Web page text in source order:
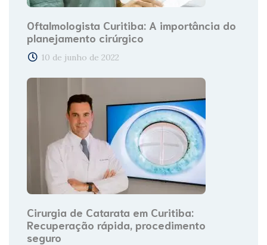
Oftalmologista Curitiba: A importância do
planejamento cirúrgico
10 de junho de 2022
Cirurgia de Catarata em Curitiba:
Recuperação rápida, procedimento
seguro